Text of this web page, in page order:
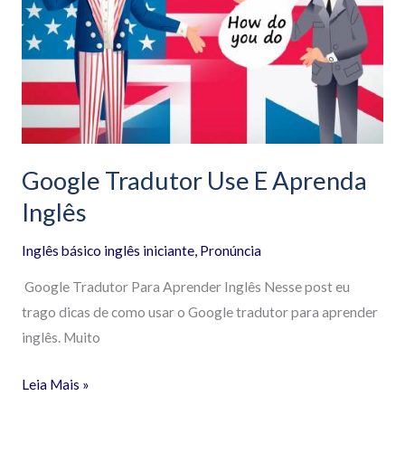
Google Tradutor Use E Aprenda
Inglês
Inglês básico inglês iniciante, Pronúncia
Google Tradutor Para Aprender Inglês Nesse post eu
trago dicas de como usar o Google tradutor para aprender
inglês. Muito
Aprenda
Inglês
Leia Mais »